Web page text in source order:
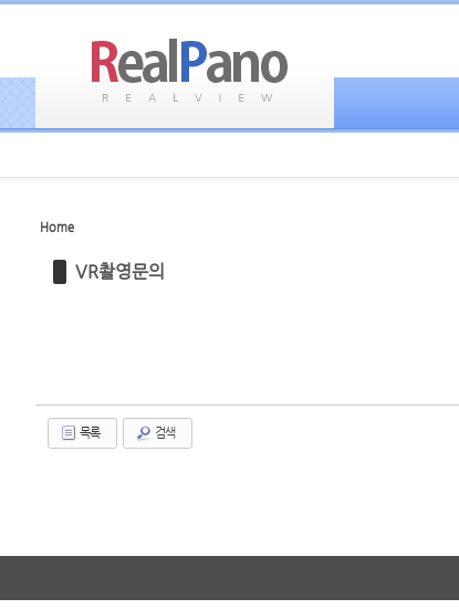
Home
VR촬영문의
목록 검색
Sketchbook5, 스케치북5
Sketchbook5, 스케치북5
Sketchbook5, 스케치북5
Sketchbook5, 스케치북5